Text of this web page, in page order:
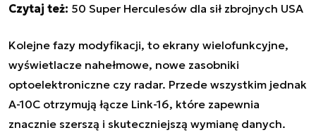
Czytaj też: 50 Super Herculesów dla sił zbrojnych USA
Kolejne fazy modyfikacji, to ekrany wielofunkcyjne,
wyświetlacze nahełmowe, nowe zasobniki
optoelektroniczne czy radar. Przede wszystkim jednak
A-10C otrzymują łącze Link-16, które zapewnia
znacznie szerszą i skuteczniejszą wymianę danych.